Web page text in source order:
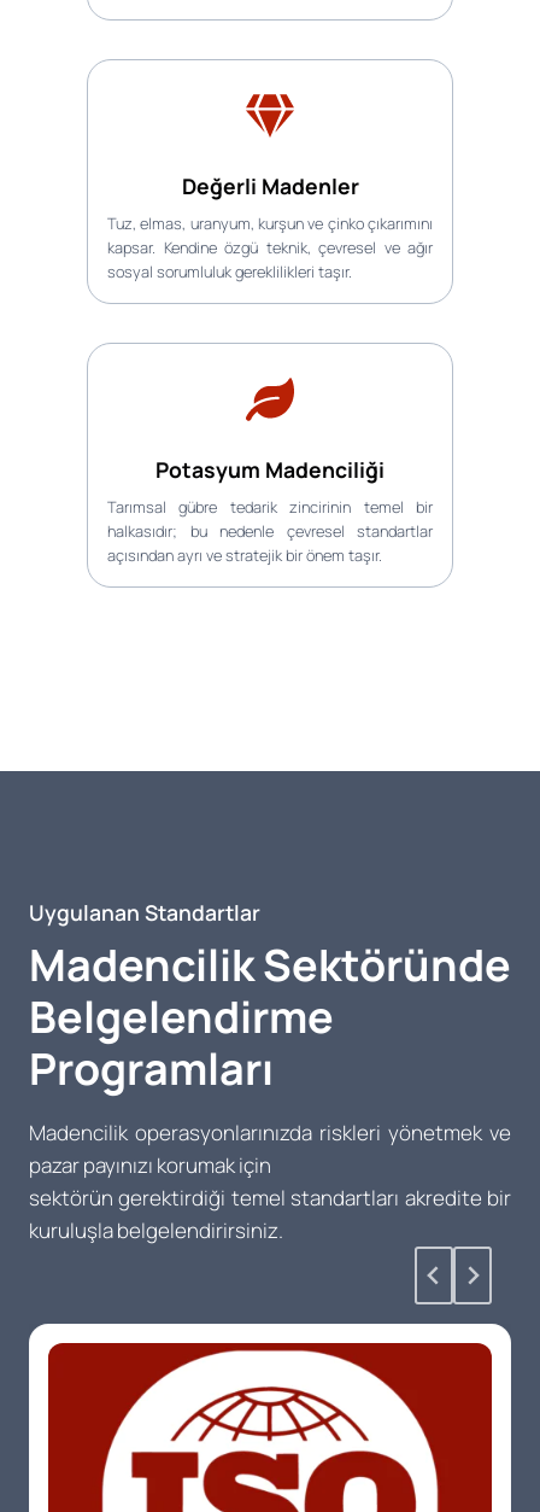
Değerli Madenler
Tuz, elmas, uranyum, kurşun ve çinko çıkarımını
kapsar. Kendine özgü teknik, çevresel ve ağır
sosyal sorumluluk gereklilikleri taşır.
Potasyum Madenciliği
Tarımsal gübre tedarik zincirinin temel bir
halkasıdır; bu nedenle çevresel standartlar
açısından ayrı ve stratejik bir önem taşır.
Uygulanan Standartlar
Madencilik Sektöründe
Belgelendirme
Programları
Madencilik operasyonlarınızda riskleri yönetmek ve
pazar payınızı korumak için
sektörün gerektirdiği temel standartları akredite bir
kuruluşla belgelendirirsiniz.